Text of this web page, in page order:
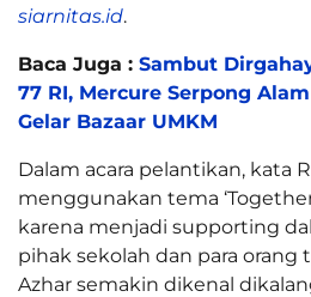
siarnitas.id.
Baca Juga : Sambut
77 RI, Mercure Serpong
Gelar Bazaar UMKM
Dalam acara pelantikan, kata
menggunakan tema
karena menjadi supporting
pihak sekolah dan para orang
Azhar semakin dikenal